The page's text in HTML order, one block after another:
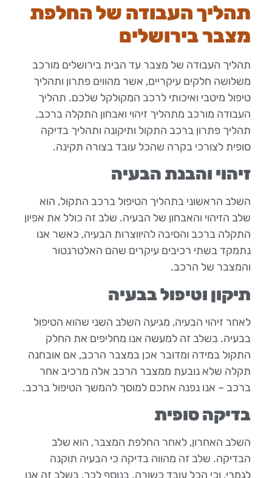
תהליך העבודה של החלפת
מצבר בירושלים
תהליך העבודה של מצבר עד הבית בירושלים מורכב
משלושה חלקים עיקריים, אשר מהווים פתרון ותהליך
טיפול מיטבי ואיכותי לרכב המקולקל שלכם. תהליך
העבודה מורכב מתהליך זיהוי ואבחון התקלה ברכב,
תהליך פתרון ברכב התקול ותיקונה ותהליך בדיקה
סופית לצורכי בקרה שהכל עובד בצורה תקינה.
זיהוי והבנת הבעיה
השלב הראשוני בתהליך הטיפול ברכב התקול, הוא
שלב הזיהוי והאבחון של הבעיה. שלב זה כולל את אפיון
התקלה ברכב והסיבה להיווצרות הבעיה, כאשר אנו
נתמקד בשתי רכיבים עיקרים שהם האלטרנטור
והמצבר של הרכב.
תיקון וטיפול בבעיה
לאחר זיהוי הבעיה, מגיעה השלב השני שהוא הטיפול
בבעיה. בשלב זה למעשה אנו מחליפים את החלק
התקול במידה ומדובר אכן במצבר הרכב, אם אובחנה
תקלה שלא נובעת ממצבר הרכב אלה מרכיב אחר
ברכב – אנו נפנה אתכם למוסך להמשך הטיפול ברכב.
בדיקה סופית
השלב האחרון, לאחר החלפת המצבר, הוא שלב
הבדיקה. שלב זה מהווה בדיקה כי הבעיה תוקנה
לגמרי, וכי הכל עובד כשורה. בנוסף לכך, בשלב זה אנו